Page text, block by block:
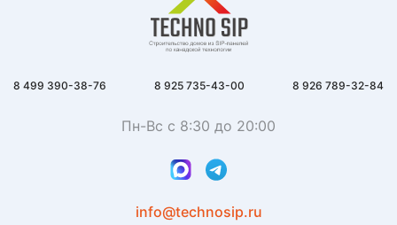
8 499 390-38-76 8 925 735-43-00 8 926 789-32-84
Пн-Вс с 8:30 до 20:00
info@technosip.ru